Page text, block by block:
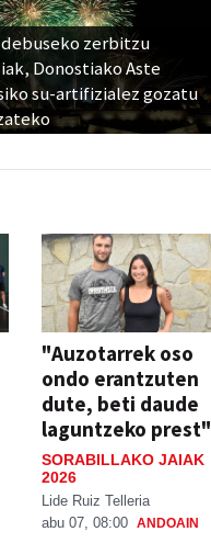
zerbitzu
Donostiako Aste
su-artifizialez gozatu
"Auzotarrek oso
ondo erantzuten
dute, beti daude
laguntzeko prest"
SORABILLAKO JAIAK
2026
Lide Ruiz Telleria
abu 07, 08:00 ANDOAIN